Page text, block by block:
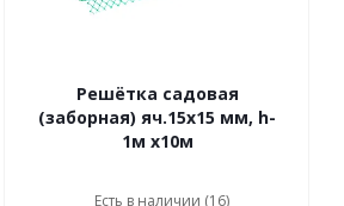
Решётка садовая
(заборная) яч.15x15 мм, h-
1м х10м
Есть в наличии (16)